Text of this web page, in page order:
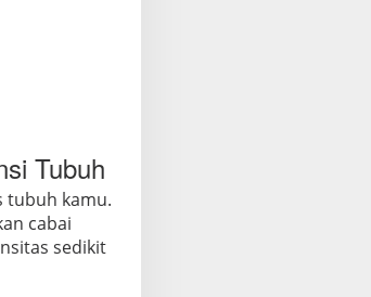
Tubuh
tubuh kamu.
cabai
sedikit